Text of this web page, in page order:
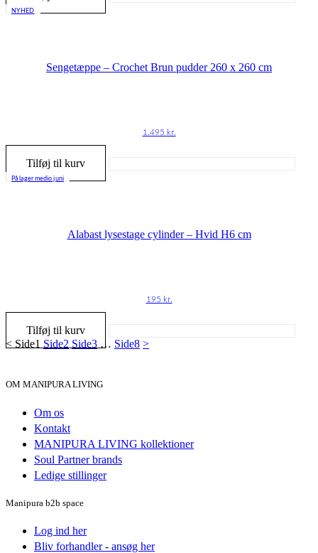
NYHED
Sengetæppe – Crochet Brun pudder 260 x 260 cm
1.495 kr.
Tilføj til kurv
På lager medio juni
Alabast lysestage cylinder – Hvid H6 cm
195 kr.
Tilføj til kurv
< Side1 Side2 Side3 … Side8 >
OM MANIPURA LIVING
Om os
Kontakt
MANIPURA LIVING kollektioner
Soul Partner brands
Ledige stillinger
Manipura b2b space
Log ind her
Bliv forhandler - ansøg her